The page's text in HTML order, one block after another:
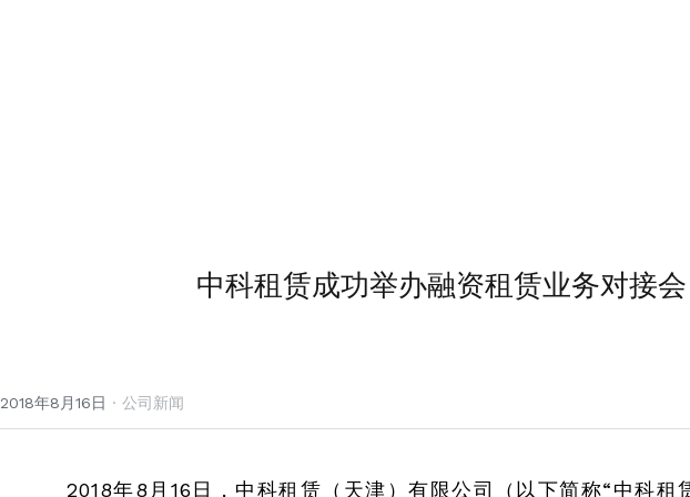
中科租赁成功举办融资租赁业务对接会
2018年8月16日 · 公司新闻
2018年8月16日，中科租赁（天津）有限公司（以下简称“中科租